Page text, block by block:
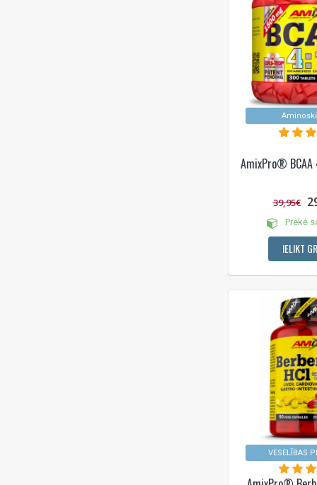
AmixPro® BCAA
39,95€
Prekė
IELIKT
VESELĪBAS